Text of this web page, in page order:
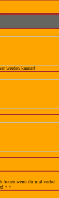
werden kannst!
freuen wenn ihr mal vorbei
^ ^